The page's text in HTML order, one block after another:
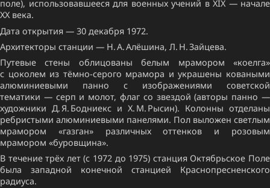
поле), использовавшееся для военных учений в XIX — начале
XX века.
Дата открытия — 30 декабря 1972.
Архитекторы станции — Н. А. Алёшина, Л. Н. Зайцева.
Путевые стены облицованы белым мрамором «коелга»
с цоколем из тёмно-серого мрамора и украшены коваными
алюминиевыми панно с изображениями советской
тематики — серп и молот, флаг со звездой (авторы панно —
художники Д. Я. Бодниекс и Х. М. Рысин). Колонны отделаны
ребристыми алюминиевыми панелями. Пол выложен светлым
мрамором «газган» различных оттенков и розовым
мрамором «буровщина».
В течение трёх лет (с 1972 до 1975) станция Октябрьское Поле
была западной конечной станцией Краснопресненского
радиуса.